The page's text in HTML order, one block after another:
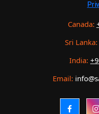
Canada:
Sri Lanka:
India:
Email: